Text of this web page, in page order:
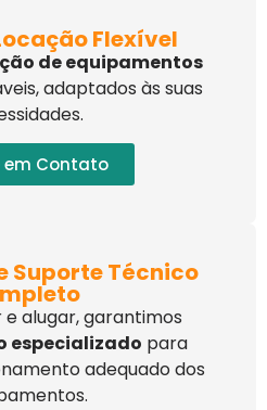
Flexível
de equipamentos
adaptados às suas
em Contato
Suporte Técnico
alugar, garantimos
especializado para
adequado dos